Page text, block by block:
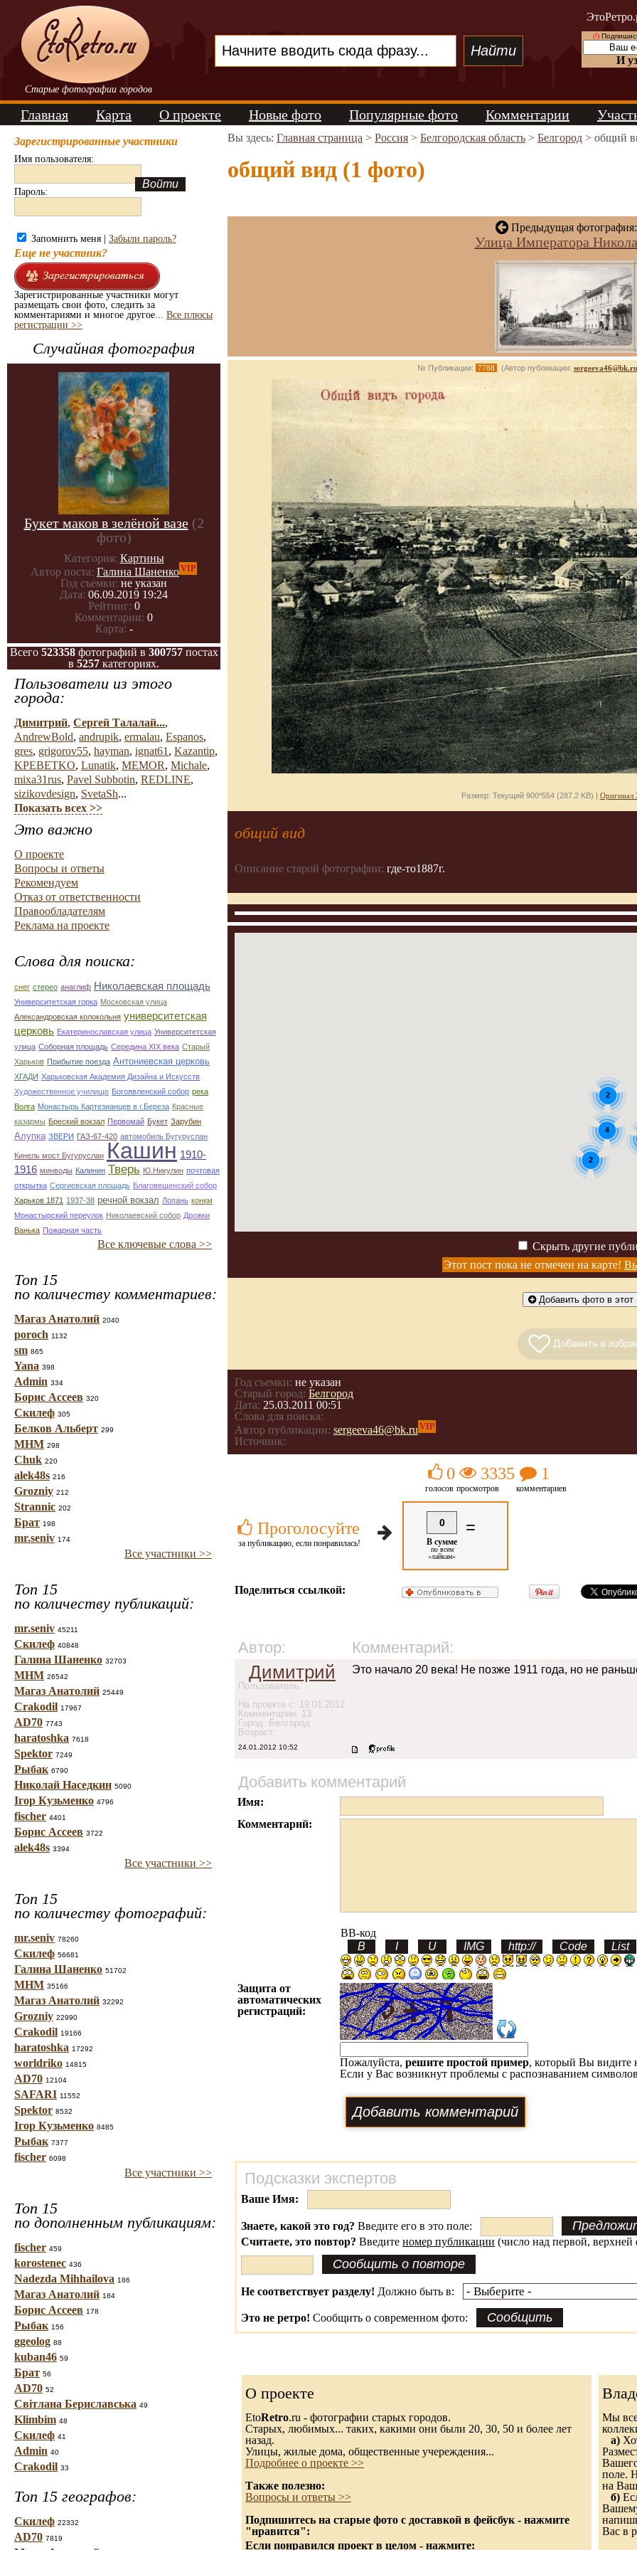
Старые фотографии городов
(!)
И
Главная Карта О проекте Новые фото Популярные фото Комментарии
Зарегистрированные участники
Имя пользователя:
Пароль:
Запомнить меня | Забыли пароль?
Еще не участник?
Зарегистрированные участники могут
размещать свои фото, следить за
комментариями и многое другое... Все плюсы
регистрации >>
Случайная фотография
Букет маков в зелёной вазе (2
фото)
Категория: Картины
Автор поста: Галина ШаненкоVIP
Год съемки: не указан
Дата: 06.09.2019 19:24
Рейтинг: 0
Комментарии: 0
Карта: -
Всего 523358фотографий в 300757постах
в 5257 категориях.
Пользователи из этого
города:
Димитрий, Сергей Талалай...,
AndrewBold, andrupik, ermalau, Espanos,
gres, grigorov55, hayman, ignat61 , Kazantip,
KPEBETKO, Lunatik, MEMOR, Michale,
mixa31rus, Pavel Subbotin, REDLINE,
sizikovdesign, SvetaSh...
Показать всех >>
Это важно
О проекте
Вопросы и ответы
Рекомендуем
Отказ от ответственности
Правообладателям
Реклама на проекте
Слова для поиска:
снег стерео анаглиф Николаевская площадь
Университетская горка Московская улица
Александровская колокольня университетская
церковь Екатеринославская улица Университетская
улица Соборная площадь Середина XIX века Старый
Харьков Прибытие поезда Антониевская церковь
ХГАДИ Харьковская Академия Дизайна и Искусств
Художественное училище Богоявленский собор река
Волга Монастырь Картезианцев в г.Береза Красные
казармы Бреский вокзал Первомай Букет Зарубин
Алупка ЗВЕРИ ГАЗ-67-420 автомобиль Бугуруслан
Кинель мост Бугуруслан Кашин 1910-
1916 минводы Калинин Тверь Ю.Никулин почтовая
открытка Сергиевская площадь Благовещенский собор
Харьков 1871 1937-38 речной вокзал Лопань конкм
Монастырский переулок Николаевский собор Дрожки
Ванька Пожарная часть
Все ключевые слова >>
Топ 15
по количеству комментариев:
Магаз Анатолий 2040
poroch 1132
sm 865
Yana 398
Admin 334
Борис Ассеев 320
Скилеф 305
Белков Альберт 299
МНМ 298
Chuk 220
alek48s 216
Grozniy 212
Strannic 202
Брат 198
mr.seniv 174
Все участники >>
Топ 15
по количеству публикаций:
mr.seniv 45211
Скилеф 40848
Галина Шаненко 32703
МНМ 26542
Магаз Анатолий 25449
Crakodil 17967
AD70 7743
haratoshka 7618
Spektor 7249
Рыбак 6790
Николай Наседкин 5090
Ігор Кузьменко 4796
fischer 4401
Борис Ассеев 3722
alek48s 3394
Все участники >>
Топ 15
по количеству фотографий:
mr.seniv 78260
Скилеф 56681
Галина Шаненко 51702
МНМ 35166
Магаз Анатолий 32292
Grozniy 22990
Crakodil 19166
haratoshka 17292
worldriko 14815
AD70 12104
SAFARI 11552
Spektor 8532
Ігор Кузьменко 8485
Рыбак 7377
fischer 6098
Все участники >>
Топ 15
по дополненным публикациям:
fischer 459
korostenec 436
Nadezda Mihhailova 186
Магаз Анатолий 184
Борис Ассеев 178
Рыбак 156
ggeolog 88
kuban46 59
Брат 56
AD70 52
Світлана Бериславська 49
Klimbim 48
Скилеф 41
Admin 40
Crakodil 33
Топ 15 географов:
Скилеф 22332
AD70 7819
Вы здесь: Главная страница > Россия > Белгородская область > Белгород > общий
общий вид (1 фото)
Предыдущая фотография:
Улица Императора
№ Публикации: 7788 (Автор публикации: sergeeva46@bk.ru
Размер: Текущий 900*554 (287.2 KB) | Оригинал
общий вид
Описание старой фотографии: где-то1887г.
4
2
2
Скрыть другие
Этот пост пока не отмечен на карте!
Добавить фото в этот
Год съемки: не указан
Старый город: Белгород
Дата: 25.03.2011 00:51
Слова для поиска:
Автор публикации: sergeeva46@bk.ru VIP
Источник:
Проголосуйте
за публикацию, если понравилась!
0
голосов
3335
просмотров
1
комментариев
0
В сумме
по всем
«лайкам»
=
Поделиться ссылкой:
Автор: Комментарий:
Димитрий
Пользователь
На проекте с: 19.01.2012
Комментарии: 13
Город: Белгород
Возраст:
Это начало 20 века! Не позже 1911 года, но не
24.01.2012 10:52
Добавить комментарий
Имя:
Комментарий:
BB-код
Защита от
автоматических
регистраций:
Пожалуйста, решите простой пример, который Вы видите
Если у Вас возникнут проблемы с распознаванием
Подсказки экспертов
Ваше Имя:
Знаете, какой это год? Введите его в это поле:
Считаете, это повтор? Введите номер публикации (число над первой,
Не соответствует разделу! Должно быть в:
Это не ретро! Сообщить о современном фото:
О проекте
EtoRetro.ru - фотографии старых городов.
Старых, любимых... таких, какими они были 20, 30, 50 и более лет
назад.
Улицы, жилые дома, общественные учереждения...
Подробнее о проекте >>
Также полезно:
Вопросы и ответы >>
Подпишитесь на старые фото с доставкой в фейсбук - нажмите
"нравится":
Если понравился проект в целом - нажмите:
Мы
а)
поле.
на
б)
Вас в